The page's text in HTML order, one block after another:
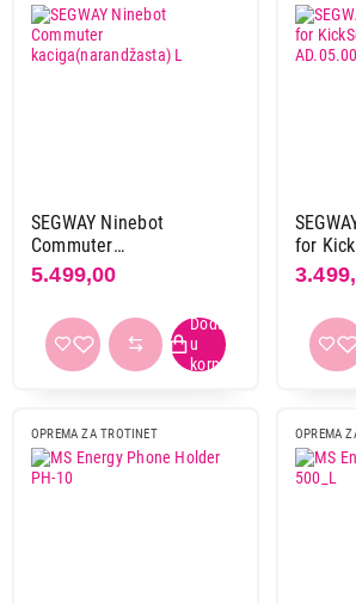
Boja
siva
SEGWAY Ninebot
Commuter
kaciga(narandžasta) L
5.499,00
for
OPREMA ZA TROTINET OPREMA